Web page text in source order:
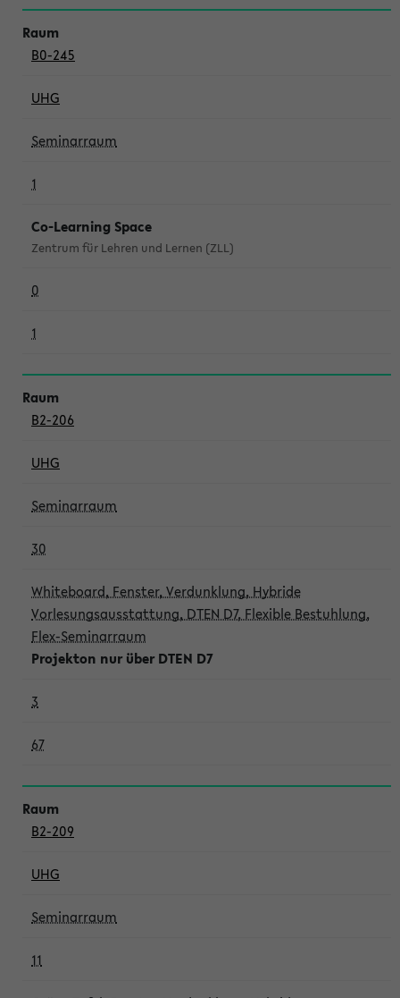
B0-245
UHG
Seminarraum
1
Co-Learning Space
Zentrum für Lehren und Lernen (ZLL)
0
1
B2-206
UHG
Seminarraum
30
Whiteboard, Fenster, Verdunklung, Hybride
Vorlesungsausstattung, DTEN D7, Flexible Bestuhlung,
Flex-Seminarraum
Projekton nur über DTEN D7
3
67
B2-209
UHG
Seminarraum
11